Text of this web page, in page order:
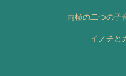
両極の二つの子
イノチと